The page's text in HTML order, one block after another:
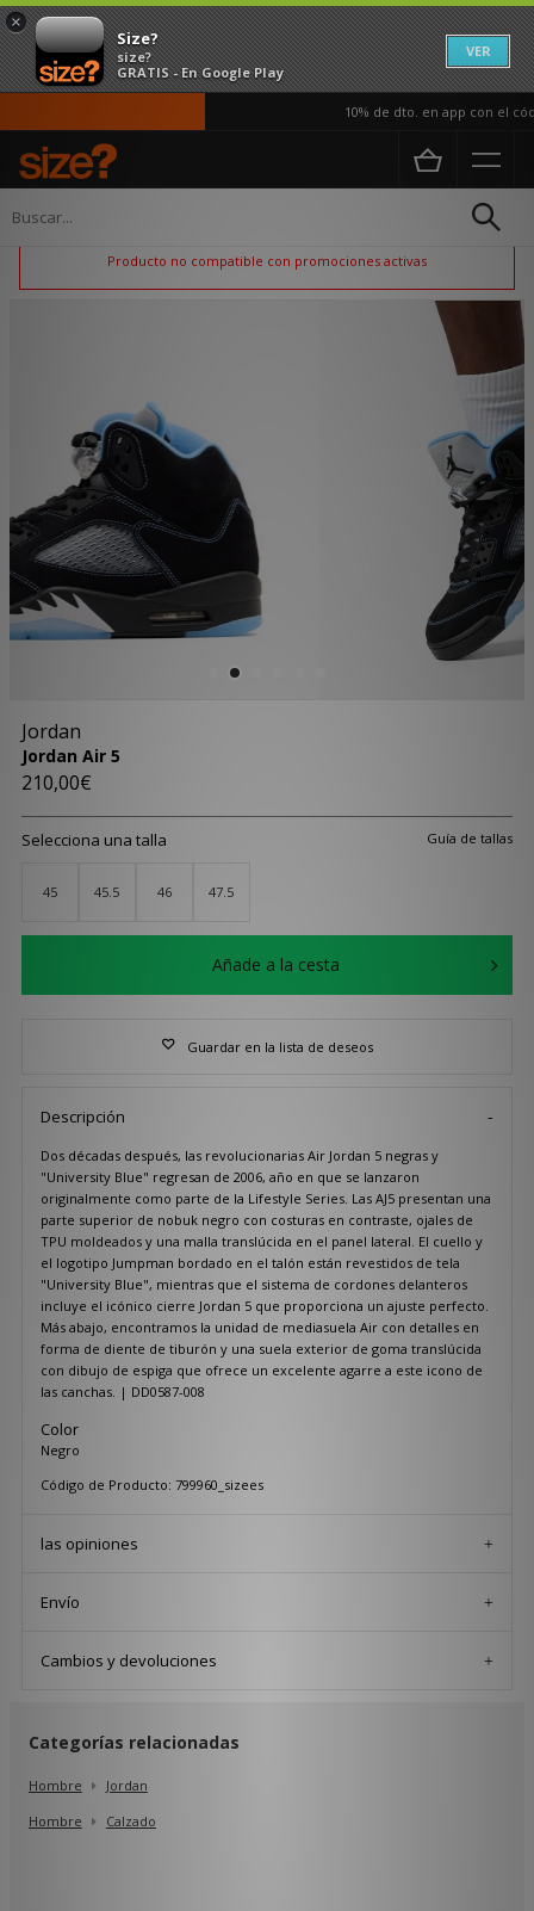
×
Size?
size?
GRATIS - En Google Play
VER
10% de dto. en app con el
Página principal
Producto no compatible con promociones activas
Jordan
Jordan Air 5
210,00€
Guía de tallas
Selecciona una talla
45 45.5 46 47.5
Añade a la cesta
Guardar en la lista de deseos
Descripción
Dos décadas después, las revolucionarias Air Jordan 5 negras y
"University Blue" regresan de 2006, año en que se lanzaron
originalmente como parte de la Lifestyle Series. Las AJ5 presentan una
parte superior de nobuk negro con costuras en contraste, ojales de
TPU moldeados y una malla translúcida en el panel lateral. El cuello y
el logotipo Jumpman bordado en el talón están revestidos de tela
"University Blue", mientras que el sistema de cordones delanteros
incluye el icónico cierre Jordan 5 que proporciona un ajuste perfecto.
Más abajo, encontramos la unidad de mediasuela Air con detalles en
forma de diente de tiburón y una suela exterior de goma translúcida
con dibujo de espiga que ofrece un excelente agarre a este icono de
las canchas. | DD0587-008
Color
Negro
Código de Producto: 799960_sizees
las opiniones
Envío
Cambios y devoluciones
Categorías relacionadas
Hombre
Jordan
Hombre
Calzado